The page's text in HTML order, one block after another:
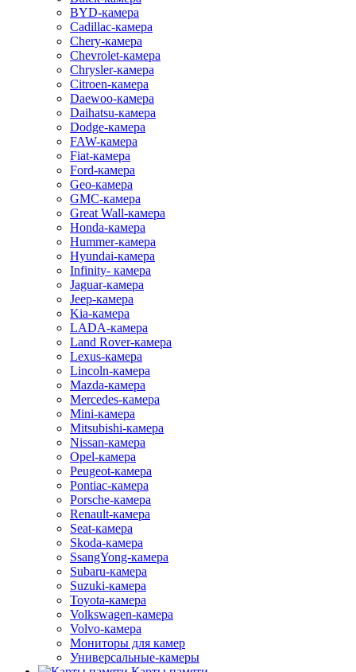
BYD-камера
Cadillac-камера
Chery-камера
Chevrolet-камера
Chrysler-камера
Citroen-камера
Daewoo-камера
Daihatsu-камера
Dodge-камера
FAW-камера
Fiat-камера
Ford-камера
Geo-камера
GMC-камера
Great Wall-камера
Honda-камера
Hummer-камера
Hyundai-камера
Infinity- камера
Jaguar-камера
Jeep-камера
Kia-камера
LADA-камера
Land Rover-камера
Lexus-камера
Lincoln-камера
Mazda-камера
Mercedes-камера
Mini-камера
Mitsubishi-камера
Nissan-камера
Opel-камера
Peugeot-камера
Pontiac-камера
Porsche-камера
Renault-камера
Seat-камера
Skoda-камера
SsangYong-камера
Subaru-камера
Suzuki-камера
Toyota-камера
Volkswagen-камера
Volvo-камера
Мониторы для камер
Универсальные-камеры